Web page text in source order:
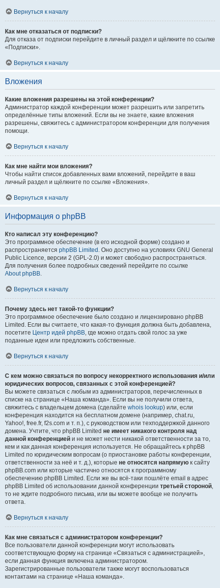
Вернуться к началу
Как мне отказаться от подписки?
Для отказа от подписки перейдите в личный раздел и щёлкните по ссылке
«Подписки».
Вернуться к началу
Вложения
Какие вложения разрешены на этой конференции?
Администратор каждой конференции может разрешить или запретить
определённые типы вложений. Если вы не знаете, какие вложения
разрешены, свяжитесь с администратором конференции для получения
помощи.
Вернуться к началу
Как мне найти мои вложения?
Чтобы найти список добавленных вами вложений, перейдите в ваш
личный раздел и щёлкните по ссылке «Вложения».
Вернуться к началу
Информация о phpBB
Кто написал эту конференцию?
Это программное обеспечение (в его исходной форме) создано и
распространяется phpBB Limited . Оно доступно на условиях GNU General
Public Licence, версии 2 (GPL-2.0) и может свободно распространяться.
Для получения более подробных сведений перейдите по ссылке
About phpBB
Вернуться к началу
Почему здесь нет такой-то функции?
Это программное обеспечение было создано и лицензировано phpBB
Limited. Если вы считаете, что какая-то функция должна быть добавлена,
посетите Центр идей phpBB , где можно отдать свой голос за уже
поданные идеи или предложить собственные.
Вернуться к началу
С кем можно связаться по вопросу некорректного использования и/или
юридических вопросов, связанных с этой конференцией?
Вы можете связаться с любым из администраторов, перечисленных в
списке на странице «Наша команда». Если вы не получили ответа,
свяжитесь с владельцем домена (сделайте whois lookup) или, если
конференция находится на бесплатном домене (например, chat.ru,
Yahoo!, free.fr, f2s.com и т. п.), с руководством или техподдержкой данного
домена. Учтите, что phpBB Limited не имеет никакого контроля над
данной конференцией и не может нести никакой ответственности за то,
кем и как данная конференция используется. Не обращайтесь к phpBB
Limited по юридическим вопросам (о приостановке работы конференции,
ответственности за неё и т. д.), которые не относятся напрямую к сайту
phpBB.com или которые частично относятся к программному
обеспечению phpBB Limited. Если же вы всё-таки пошлёте email в адрес
phpBB Limited об использовании данной конференции третьей стороной
то не ждите подробного письма, или вы можете вообще не получить
ответа.
Вернуться к началу
Как мне связаться с администратором конференции?
Все пользователи данной конференции могут использовать
соответствующую форму на странице «Связаться с администрацией»,
если данная функция включена администратором.
Зарегистрированные пользователи также могут воспользоваться
контактами на странице «Наша команда».